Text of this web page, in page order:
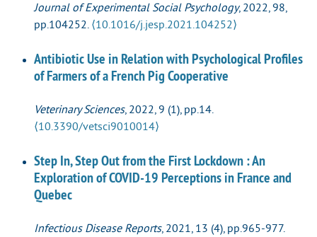
Journal of Experimental Social Psychology, 2022, 98,
pp.104252. ⟨10.1016/j.jesp.2021.104252⟩
Antibiotic Use in Relation with Psychological Profiles
of Farmers of a French Pig Cooperative
Veterinary Sciences, 2022, 9 (1), pp.14.
⟨10.3390/vetsci9010014⟩
Step In, Step Out from the First Lockdown : An
Exploration of COVID-19 Perceptions in France and
Quebec
Infectious Disease Reports, 2021, 13 (4), pp.965-977.